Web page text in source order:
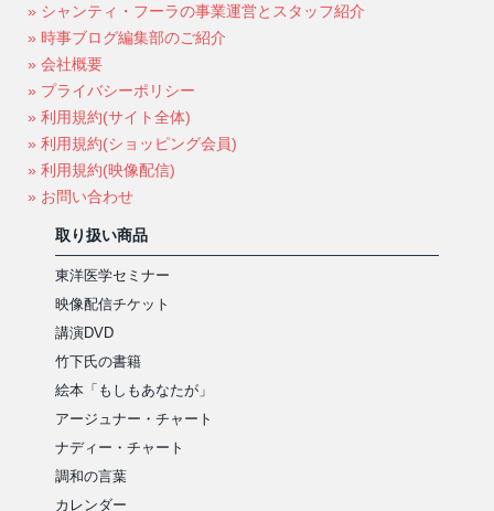
» シャンティ・フーラの事業運営とスタッフ紹介
» 時事ブログ編集部のご紹介
» 会社概要
» プライバシーポリシー
» 利用規約(サイト全体)
» 利用規約(ショッピング会員)
» 利用規約(映像配信)
» お問い合わせ
取り扱い商品
東洋医学セミナー
映像配信チケット
講演DVD
竹下氏の書籍
絵本「もしもあなたが」
アージュナー・チャート
ナディー・チャート
調和の言葉
カレンダー